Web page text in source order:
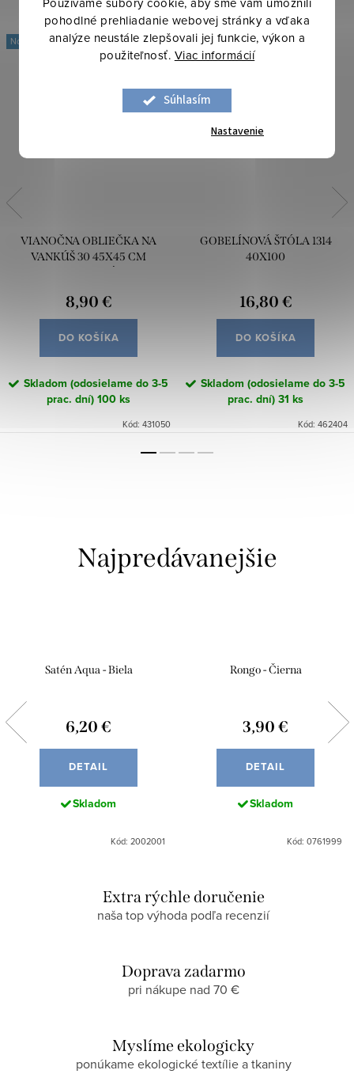
pohodlné prehliadanie webovej stránky a vďaka
analýze neustále zlepšovali jej funkcie, výkon a
použiteľnosť. Viac informácií
Súhlasím
Nastavenie
Novinka
VIANOČNA OBLIEČKA NA
VANKÚŠ 30 45X45 CM
8,90 €
DO KOŠÍKA
Skladom (odosielame do 3-5
prac. dní)100 ks
Kód: 431050
GOBELÍNOVÁ ŠTÓLA 1314
40X100
16,80 €
DO KOŠÍKA
Skladom (odosielame do 3-5
prac. dní)31 ks
Kód: 462404
Najpredávanejšie
Satén Aqua - Biela
6,20 €
DETAIL
Skladom
Kód: 2002001
Rongo - Čierna
3,90 €
DETAIL
Skladom
Kód: 0761999
Extra rýchle doručenie
naša top výhoda podľa recenzií
Doprava zadarmo
pri nákupe nad 70 €
Myslíme ekologicky
ponúkame ekologické textílie a tkaniny